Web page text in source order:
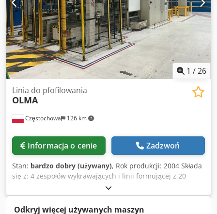
1 /26
Częstochowa 126 km
Linia do pfofilowania
OLMA
Informacja o cenie Zadzwoń
Stan: bardzo dobry (używany), Rok produkcji: 2004 Składa
się z: 4 zespołów wykrawających i linii formującej z 20
stanowiskami profilującymi, Dodpsygkw Eefx Ailskr w tym
zgrzewania i wykrawania.
Odkryj więcej używanych maszyn